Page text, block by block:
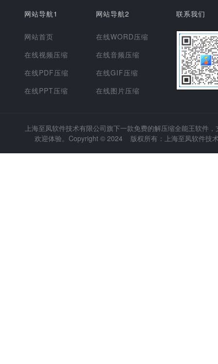
网站导航1
网站首页
在线视频压缩
在线PDF压缩
在线PPT压缩
网站导航2
在线WORD压缩
在线音频压缩
在线GIF压缩
在线图片压缩
联系我们
上海至凤软件技术有限公司旗下一款免费的解压缩全能王软件
欢迎体验。Copyright © 2024 版权所有：上海至凤软件技